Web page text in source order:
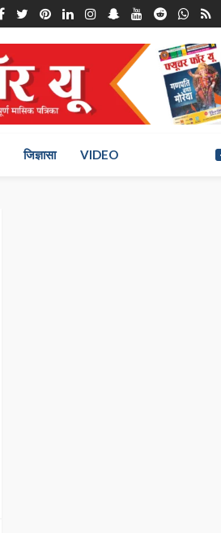
जिज्ञासा VIDEO